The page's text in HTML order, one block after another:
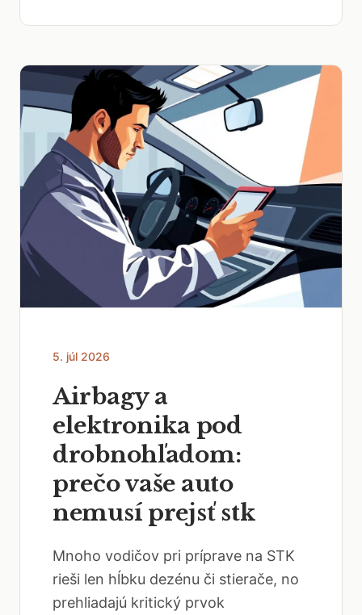
5. júl 2026
Airbagy a
elektronika pod
drobnohľadom:
prečo vaše auto
nemusí prejsť stk
Mnoho vodičov pri príprave na STK
rieši len hĺbku dezénu či stierače, no
prehliadajú kritický prvok